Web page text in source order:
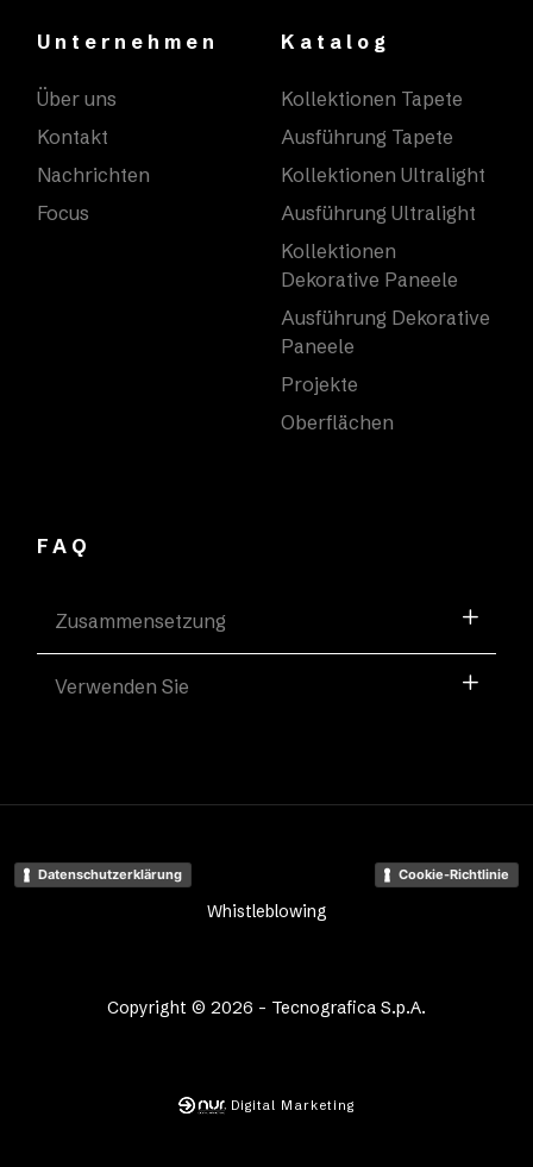
Unternehmen
Über uns
Kontakt
Nachrichten
Focus
Katalog
Kollektionen Tapete
Ausführung Tapete
Kollektionen Ultralight
Ausführung Ultralight
Kollektionen
Dekorative Paneele
Ausführung Dekorative
Paneele
Projekte
Oberflächen
FAQ
Zusammensetzung
Verwenden Sie
Copyright © 2026 - Tecnografica S.p.A.
Datenschutzerklärung Cookie-Richtlinie
Whistleblowing
Digital Marketing